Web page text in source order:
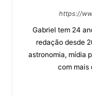
https://
Gabriel tem 24
redação desde
astronomia, mídia
com mais